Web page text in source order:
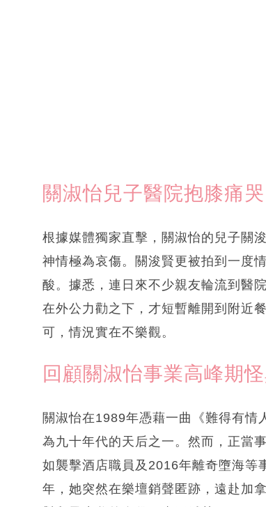
關淑怡兒子醫院抱膝痛哭
根據媒體獨家直擊，關淑怡的兒子關
神情極為哀傷。關浚賢更被拍到一度
酸。據悉，連日來不少親友輪流到醫
在外公力勸之下，才短暫離開到附近
可，情況實在不樂觀。
回顧關淑怡事業高峰期
關淑怡在1989年憑藉一曲《難得有情
為九十年代的天后之一。然而，正當
如襲擊酒店職員及2016年離奇墮海等
年，她突然在樂壇銷聲匿跡，遠赴加